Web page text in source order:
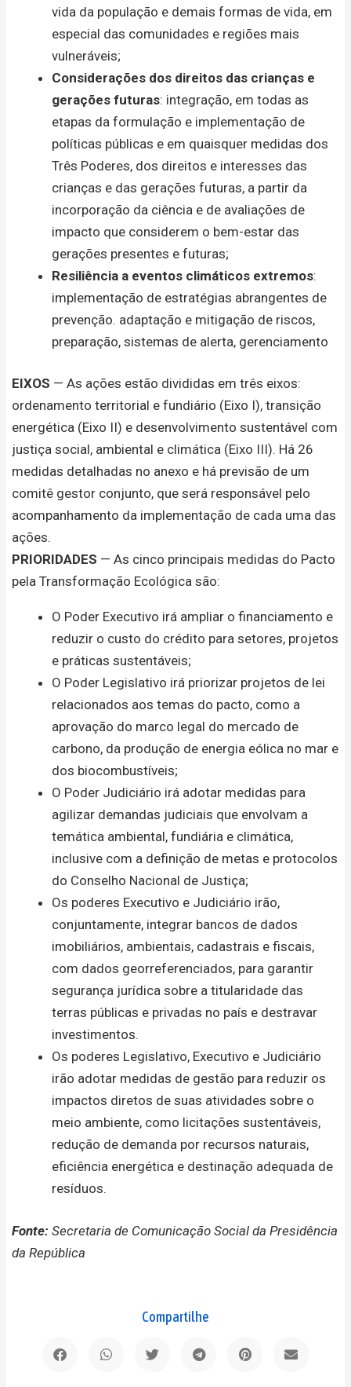
vida da população e demais formas de vida, em
especial das comunidades e regiões mais
vulneráveis;
Considerações dos direitos das crianças e
gerações futuras: integração, em todas as
etapas da formulação e implementação de
políticas públicas e em quaisquer medidas dos
Três Poderes, dos direitos e interesses das
crianças e das gerações futuras, a partir da
incorporação da ciência e de avaliações de
impacto que considerem o bem-estar das
gerações presentes e futuras;
Resiliência a eventos climáticos extremos:
implementação de estratégias abrangentes de
prevenção. adaptação e mitigação de riscos,
preparação, sistemas de alerta, gerenciamento
EIXOS — As ações estão divididas em três eixos:
ordenamento territorial e fundiário (Eixo I), transição
energética (Eixo II) e desenvolvimento sustentável com
justiça social, ambiental e climática (Eixo III). Há 26
medidas detalhadas no anexo e há previsão de um
comitê gestor conjunto, que será responsável pelo
acompanhamento da implementação de cada uma das
ações.
PRIORIDADES — As cinco principais medidas do Pacto
pela Transformação Ecológica são:
O Poder Executivo irá ampliar o financiamento e
reduzir o custo do crédito para setores, projetos
e práticas sustentáveis;
O Poder Legislativo irá priorizar projetos de lei
relacionados aos temas do pacto, como a
aprovação do marco legal do mercado de
carbono, da produção de energia eólica no mar e
dos biocombustíveis;
O Poder Judiciário irá adotar medidas para
agilizar demandas judiciais que envolvam a
temática ambiental, fundiária e climática,
inclusive com a definição de metas e protocolos
do Conselho Nacional de Justiça;
Os poderes Executivo e Judiciário irão,
conjuntamente, integrar bancos de dados
imobiliários, ambientais, cadastrais e fiscais,
com dados georreferenciados, para garantir
segurança jurídica sobre a titularidade das
terras públicas e privadas no país e destravar
investimentos.
Os poderes Legislativo, Executivo e Judiciário
irão adotar medidas de gestão para reduzir os
impactos diretos de suas atividades sobre o
meio ambiente, como licitações sustentáveis,
redução de demanda por recursos naturais,
eficiência energética e destinação adequada de
resíduos.
Fonte: Secretaria de Comunicação Social da Presidência
da República
Compartilhe